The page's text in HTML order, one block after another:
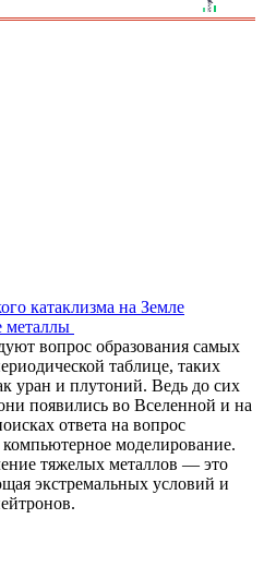
катаклизма на Земле
металлы
вопрос образования самых
таблице, таких
уран и плутоний. Ведь до сих
появились во Вселенной и на
ответа на вопрос
моделирование.
тяжелых металлов — это
экстремальных условий и